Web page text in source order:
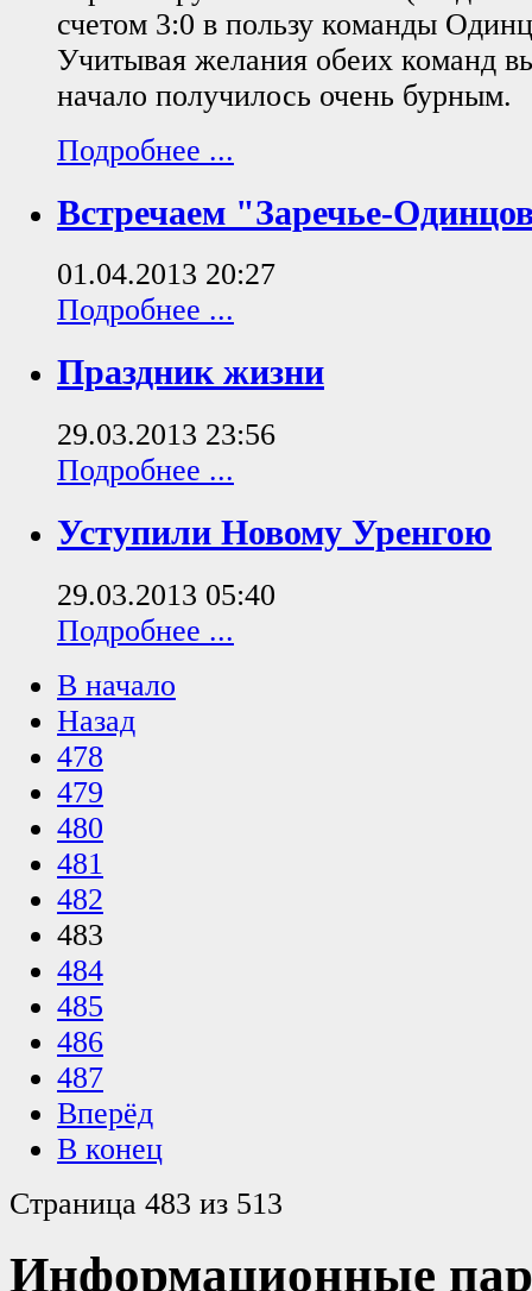
счетом 3:0 в пользу команды
Учитывая желания обеих команд
начало получилось очень бурным.
Подробнее ...
Встречаем "Заречье-
01.04.2013 20:27
Подробнее ...
Праздник жизни
29.03.2013 23:56
Подробнее ...
Уступили Новому Уренгою
29.03.2013 05:40
Подробнее ...
В начало
Назад
478
479
480
481
482
483
484
485
486
487
Вперёд
В конец
Страница 483 из 513
Информационные